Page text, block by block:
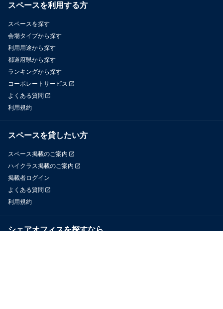
スペースを利用する方
スペースを探す
会場タイプから探す
利用用途から探す
都道府県から探す
ランキングから探す
コーポレートサービス
よくある質問
利用規約
スペースを貸したい方
スペース掲載のご案内
ハイクラス掲載のご案内
掲載者ログイン
よくある質問
利用規約
シェアオフィスを探すなら